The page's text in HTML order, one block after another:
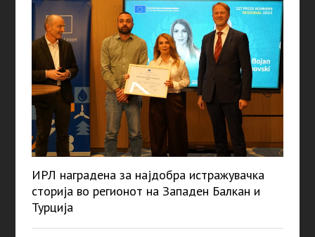
ИРЛ наградена за најдобра истражувачка
сторија во регионот на Западен Балкан и
Турција